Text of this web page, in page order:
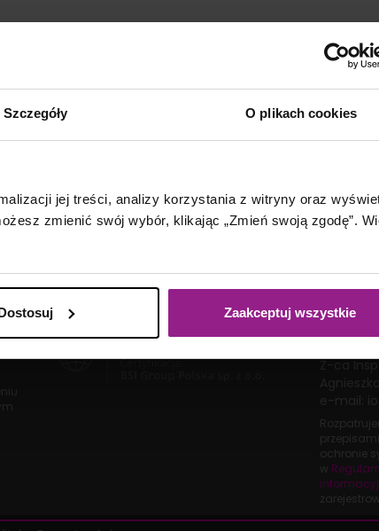
Szczegóły O plikach cookies
jej treści, analizy korzystania z witryny oraz
zmienić swój wybór, klikając „Zmień swoją zgodę”.
Zaakceptuj wszystkie
Z-ca
ochronie
w